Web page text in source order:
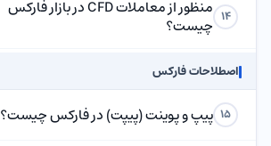
14 منظور از معاملات CFD در بازار فارکس
چیست؟
اصطلاحات فارکس
15 پیپ و پوینت (پیپت) در فارکس چیست؟